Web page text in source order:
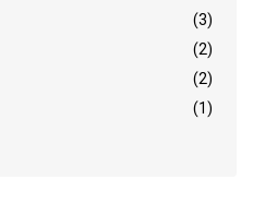
(3)
(2)
(2)
(1)